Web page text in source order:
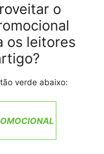
o
os leitores
verde abaixo: